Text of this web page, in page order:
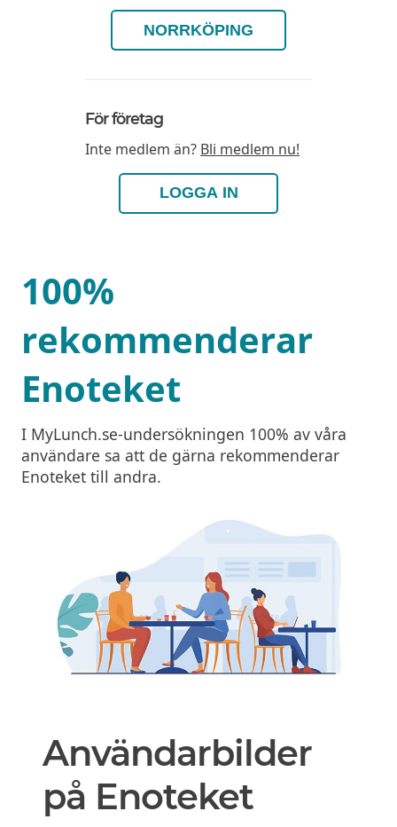
NORRKÖPING
För företag
Inte medlem än? Bli medlem nu!
LOGGA IN
100%
rekommenderar
Enoteket
I MyLunch.se-undersökningen 100% av våra
användare sa att de gärna rekommenderar
Enoteket till andra.
Användarbilder
på Enoteket